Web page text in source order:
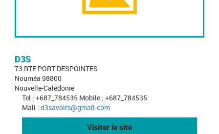
D3S
73 RTE PORT DESPOINTES
Nouméa 98800
Nouvelle-Calédonie
Tel : +687_784535 Mobile : +687_784535
Mail : d3savoirs@gmail.com
Visiter le site